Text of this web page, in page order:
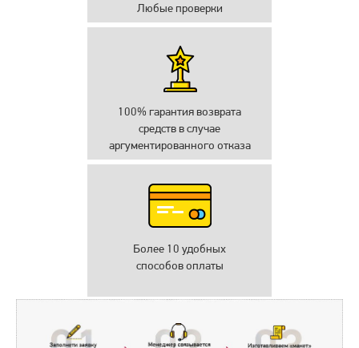
Любые проверки
100% гарантия возврата
средств в случае
аргументированного отказа
Более 10 удобных
способов оплаты